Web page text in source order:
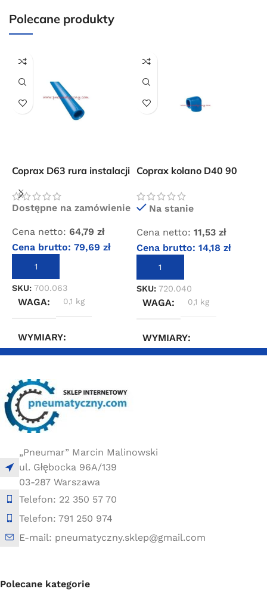
Polecane produkty
Coprax D63 rura instalacji
Dostępne na zamówienie
Cena netto: 64,79 zł
Cena brutto: 79,69 zł
DODAJ DO KOSZYKA
SKU: 700.063
WAGA 0,1 kg
WYMIARY
Coprax kolano D40 90
pneumatycznej
Na stanie
Cena netto: 11,53 zł
Cena brutto: 14,18 zł
DODAJ DO KOSZYKA
SKU: 720.040
WAGA 0,1 kg
WYMIARY
„Pneumar” Marcin Malinowski
ul. Głębocka 96A/139
03-287 Warszawa
Telefon: 22 350 57 70
Telefon: 791 250 974
E-mail: pneumatyczny.sklep@gmail.com
Polecane kategorie
dla wszystkich zamówień złożonych w sklepie
internetowym o wartości minimum 80,00 zł brutto.
Oferta ograniczona czasowo
Powered by Convert Plus